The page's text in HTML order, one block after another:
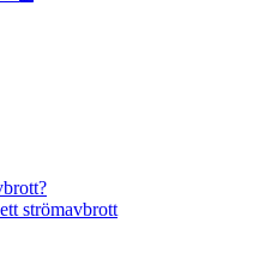
strömavbrott